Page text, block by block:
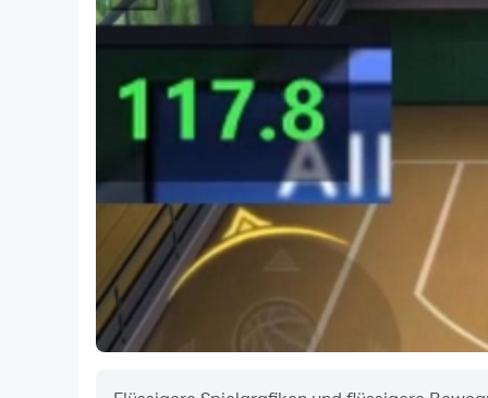
Twitter: @CSRRacing (http://twitter.com/
Instagram: http://instagram.com/
Nutzungsbedingungen: https://
Datenschutzrichtlinien: https://